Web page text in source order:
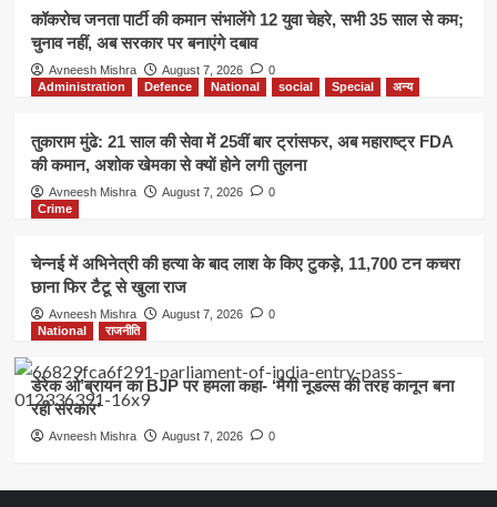
कॉकरोच जनता पार्टी की कमान संभालेंगे 12 युवा चेहरे, सभी 35 साल से कम;
चुनाव नहीं, अब सरकार पर बनाएंगे दबाव
Avneesh Mishra August 7, 2026
0
Administration
Defence National social Special अन्य
तुकाराम मुंढे: 21 साल की सेवा में 25वीं बार ट्रांसफर, अब महाराष्ट्र FDA
की कमान, अशोक खेमका से क्यों होने लगी तुलना
Avneesh Mishra August 7, 2026
0
Crime
चेन्नई में अभिनेत्री की हत्या के बाद लाश के किए टुकड़े, 11,700 टन कचरा
छाना फिर टैटू से खुला राज
Avneesh Mishra August 7, 2026
0
National
राजनीति
डेरेक ओ’ब्रायन का BJP पर हमला कहा- ‘मैगी नूडल्स की तरह कानून बना
रही सरकार’
Avneesh Mishra August 7, 2026 0